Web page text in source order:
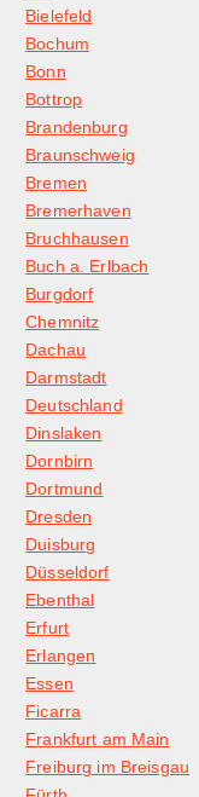
Bielefeld
Bochum
Bonn
Bottrop
Brandenburg
Braunschweig
Bremen
Bremerhaven
Bruchhausen
Buch a. Erlbach
Burgdorf
Chemnitz
Dachau
Darmstadt
Deutschland
Dinslaken
Dornbirn
Dortmund
Dresden
Duisburg
Düsseldorf
Ebenthal
Erfurt
Erlangen
Essen
Ficarra
Frankfurt am Main
Freiburg im Breisgau